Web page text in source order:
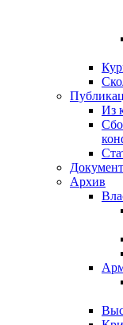
Из
Архив